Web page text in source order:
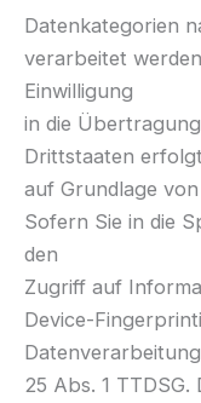
Datenkategorien
verarbeitet
Einwilligung
in die
Drittstaaten
auf Grundlage
Sofern Sie in die
den
Zugriff auf
Device-
25 Abs. 1 TTDSG.